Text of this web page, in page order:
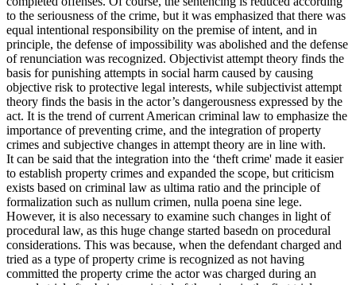
to the seriousness of the crime, but it was emphasized that there was
equal intentional responsibility on the premise of intent, and in
principle, the defense of impossibility was abolished and the defense
of renunciation was recognized. Objectivist attempt theory finds the
basis for punishing attempts in social harm caused by causing
objective risk to protective legal interests, while subjectivist attempt
theory finds the basis in the actor’s dangerousness expressed by the
act. It is the trend of current American criminal law to emphasize the
importance of preventing crime, and the integration of property
crimes and subjective changes in attempt theory are in line with.
It can be said that the integration into the ‘theft crime' made it easier
to establish property crimes and expanded the scope, but criticism
exists based on criminal law as ultima ratio and the principle of
formalization such as nullum crimen, nulla poena sine lege.
However, it is also necessary to examine such changes in light of
procedural law, as this huge change started basedn on procedural
considerations. This was because, when the defendant charged and
tried as a type of property crime is recognized as not having
committed the property crime the actor was charged during an